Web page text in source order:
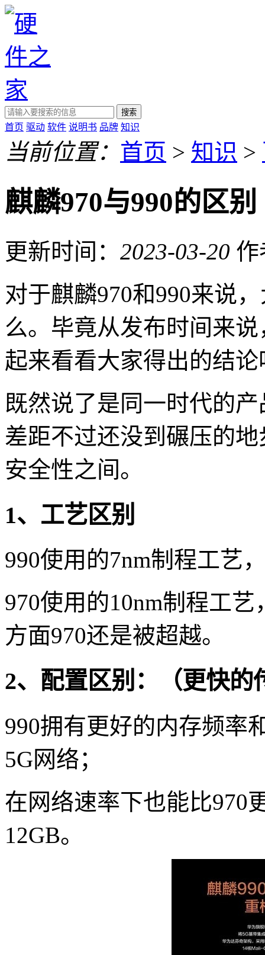
搜索
首页 驱动 软件 说明书 品牌 知识
当前位置： 首页 > 知识 >
麒麟970与990的区别
更新时间： 2023-03-20 作
对于麒麟970和990来说
么。毕竟从发布时间来
起来看看大家得出的结论
既然说了是同一时代的
差距不过还没到碾压的
安全性之间。
1、工艺区别
990使用的7nm制程工艺
970使用的10nm制程工
方面970还是被超越。
2、配置区别：（更快的
990拥有更好的内存频率
5G网络；
在网络速率下也能比970
12GB。